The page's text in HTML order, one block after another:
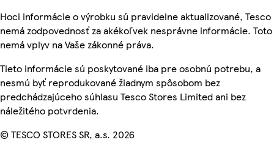
Hoci informácie o výrobku sú pravidelne aktualizované, Tesco
nemá zodpovednosť za akékoľvek nesprávne informácie. Toto
nemá vplyv na Vaše zákonné práva.
Tieto informácie sú poskytované iba pre osobnú potrebu, a
nesmú byť reprodukované žiadnym spôsobom bez
predchádzajúceho súhlasu Tesco Stores Limited ani bez
náležitého potvrdenia.
© TESCO STORES SR, a.s. 2026